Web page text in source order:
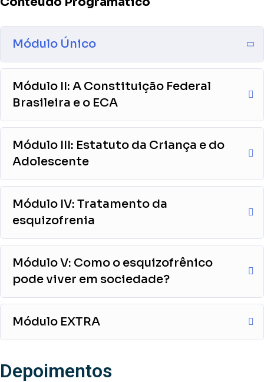
Módulo Único
Módulo II: A Constituição Federal
Brasileira e o ECA
Módulo III: Estatuto da Criança e do
Adolescente
Módulo IV: Tratamento da
esquizofrenia
Módulo V: Como o esquizofrênico
pode viver em sociedade?
Módulo EXTRA
Depoimentos